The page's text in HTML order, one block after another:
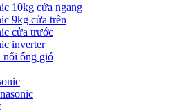
10kg cửa ngang
9kg cửa trên
cửa trước
inverter
nối ống gió